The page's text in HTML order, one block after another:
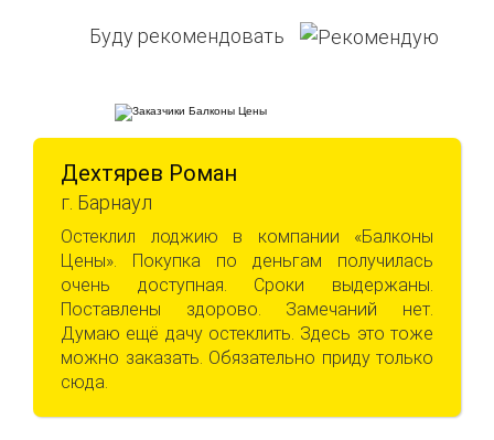
Буду рекомендовать
Дехтярев Роман
г. Барнаул
Остеклил лоджию в компании «Балконы
Цены». Покупка по деньгам получилась
очень доступная. Сроки выдержаны.
Поставлены здорово. Замечаний нет.
Думаю ещё дачу остеклить. Здесь это тоже
можно заказать. Обязательно приду только
сюда.